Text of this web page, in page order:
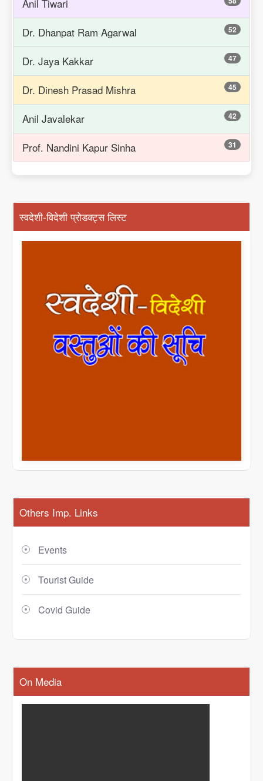
Anil Tiwari
Dr. Dhanpat Ram Agarwal 52
Dr. Jaya Kakkar 47
Dr. Dinesh Prasad Mishra 45
Anil Javalekar 42
Prof. Nandini Kapur Sinha 31
स्वदेशी-विदेशी प्रोडक्ट्स लिस्ट
Others Imp. Links
Events
Tourist Guide
Covid Guide
On Media